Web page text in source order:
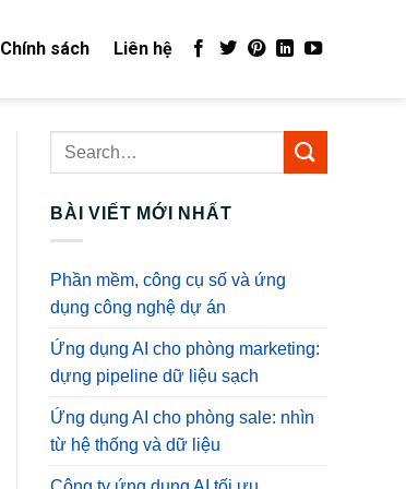
Chính sách Liên hệ
BÀI VIẾT MỚI NHẤT
Phần mềm, công cụ số và ứng
dụng công nghệ dự án
Ứng dụng AI cho phòng marketing:
dựng pipeline dữ liệu sạch
Ứng dụng AI cho phòng sale: nhìn
từ hệ thống và dữ liệu